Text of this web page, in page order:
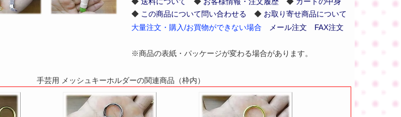
◆ この商品について問い合わせる ◆ お取り寄せ商品について
大量注文・購入/お買物ができない場合
メール注文 FAX注文
※商品の表紙・パッケージが変わる場合があります。
手芸用 メッシュキーホルダーの関連商品（枠内）